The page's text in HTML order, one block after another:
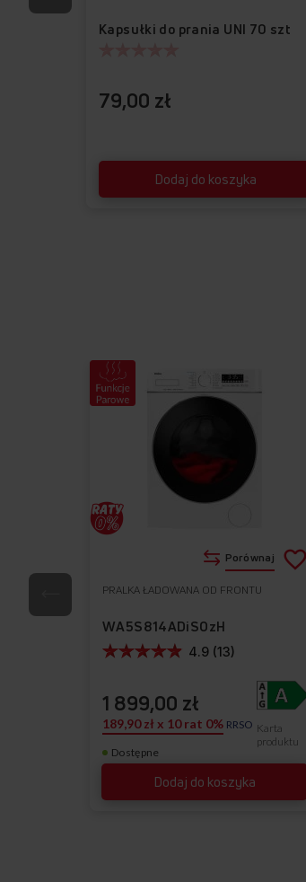
79,00 zł
Kapsułki do prania UNI 70 szt
Dodaj do koszyka
Dostępne
PRALKA ŁADOWANA OD FRONTU
WA5S814ADiSOzH
Dodaj do koszyka
4.9 (13)
Karta
produktu
1 899,00 zł
189,90 zł x 10 rat 0% RRSO
Porównaj Dodaj